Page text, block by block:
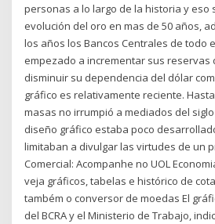
personas a lo largo de la historia y eso
evolución del oro en mas de 50 años,
los años los Bancos Centrales de todo
empezado a incrementar sus reservas
disminuir su dependencia del dólar
gráfico es relativamente reciente.
masas no irrumpió a mediados del
diseño gráfico estaba poco
limitaban a divulgar las virtudes de un
Comercial: Acompanhe no UOL
veja gráficos, tabelas e histórico de
também o conversor de moedas El
del BCRA y el Ministerio de Trabajo,